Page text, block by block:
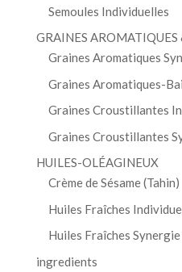
Semoules Individuelles
GRAINES AROMATIQUES
Graines Aromatiques
Graines Aromatiques-
Graines Croustillantes
Graines Croustillantes
HUILES-OLÉAGINEUX
Crème de Sésame (Tahin)
Huiles Fraîches
Huiles Fraîches
ingredients